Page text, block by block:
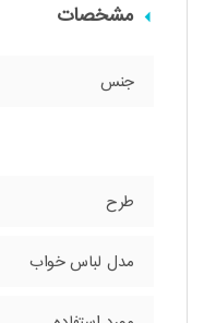
مشخصات
جنس
طرح
مدل لباس خواب